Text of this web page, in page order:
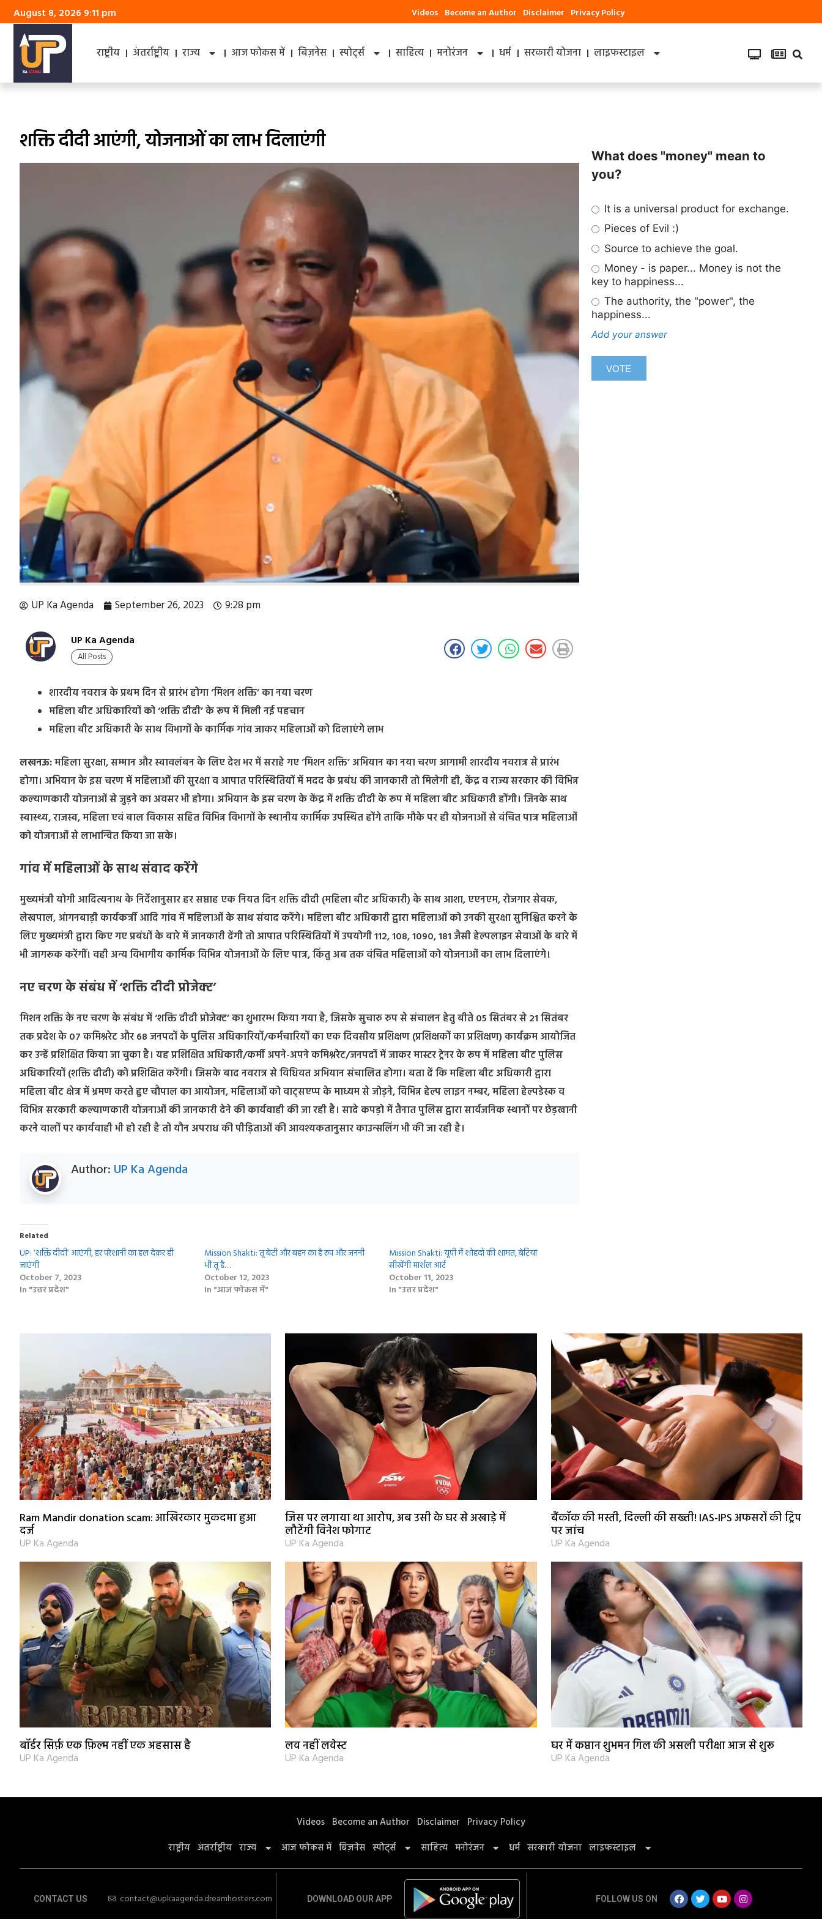
August 8, 2026 9:11 pm Videos Become an Author Disclaimer Privacy Policy
राष्ट्रीय अंतर्राष्ट्रीय राज्य आज फोकस में बिज़नेस स्पोर्ट्स साहित्य मनोरंजन धर्म सरकारी योजना लाइफस्टाइल
शक्ति दीदी आएंगी, योजनाओं का लाभ दिलाएंगी
UP Ka Agenda September 26, 2023 9:28 pm
UP Ka Agenda
All Posts
शारदीय नवरात्र के प्रथम दिन से प्रारंभ होगा ‘मिशन शक्ति’ का नया चरण
महिला बीट अधिकारियों को ‘शक्ति दीदी’ के रूप में मिली नई पहचान
महिला बीट अधिकारी के साथ विभागों के कार्मिक गांव जाकर महिलाओं को दिलाएंगे लाभ
लखनऊ:महिला सुरक्षा, सम्मान और स्वावलंबन के लिए देश भर में सराहे गए ‘मिशन शक्ति’ अभियान का नया चरण आगामी शारदीय नवरात्र से प्रारंभ
होगा। अभियान के इस चरण में महिलाओं की सुरक्षा व आपात परिस्थितियों में मदद के प्रबंध की जानकारी तो मिलेगी ही, केंद्र व राज्य सरकार की विभिन्न
कल्याणकारी योजनाओं से जुड़ने का अवसर भी होगा। अभियान के इस चरण के केंद्र में शक्ति दीदी के रूप में महिला बीट अधिकारी होंगी। जिनके साथ
स्वास्थ्य, राजस्व, महिला एवं बाल विकास सहित विभिन्न विभागों के स्थानीय कार्मिक उपस्थित होंगे ताकि मौके पर ही योजनाओं से वंचित पात्र महिलाओं
को योजनाओं से लाभान्वित किया जा सके।
गांव में महिलाओं के साथ संवाद करेंगे
मुख्यमंत्री योगी आदित्यनाथ के निर्देशानुसार हर सप्ताह एक नियत दिन शक्ति दीदी (महिला बीट अधिकारी) के साथ आशा, एएनएम, रोजगार सेवक,
लेखपाल, आंगनबाड़ी कार्यकर्त्री आदि गांव में महिलाओं के साथ संवाद करेंगे। महिला बीट अधिकारी द्वारा महिलाओं को उनकी सुरक्षा सुनिश्चित करने के
लिए मुख्यमंत्री द्वारा किए गए प्रबंधों के बारे में जानकारी देंगी तो आपात परिस्थितियों में उपयोगी 112, 108, 1090, 181 जैसी हेल्पलाइन सेवाओं के बारे में
भी जागरूक करेंगीं। वही अन्य विभागीय कार्मिक विभिन्न योजनाओं के लिए पात्र, किंतु अब तक वंचित महिलाओं को योजनाओं का लाभ दिलाएंगे।
नए चरण के संबंध में ‘शक्ति दीदी प्रोजेक्ट’
मिशन शक्ति के नए चरण के संबंध में ‘शक्ति दीदी प्रोजेक्ट’ का शुभारम्भ किया गया है, जिसके सुचारु रुप से संचालन हेतु बीते 05 सितंबर से 21 सितंबर
तक प्रदेश के 07 कमिश्नरेट और 68 जनपदों के पुलिस अधिकारियों/कर्मचारियों का एक दिवसीय प्रशिक्षण (प्रशिक्षकों का प्रशिक्षण) कार्यक्रम आयोजित
कर उन्हें प्रशिक्षित किया जा चुका है। यह प्रशिक्षित अधिकारी/कर्मी अपने-अपने कमिश्नरेट/जनपदों में जाकर मास्टर ट्रेनर के रूप में महिला बीट पुलिस
अधिकारियों (शक्ति दीदी) को प्रशिक्षित करेंगी। जिसके बाद नवरात्र से विधिवत अभियान संचालित होगा। बता दें कि महिला बीट अधिकारी द्वारा
महिला बीट क्षेत्र में भ्रमण करते हुए चौपाल का आयोजन, महिलाओं को वाट्सएप्प के माध्यम से जोड़ने, विभिन्न हेल्प लाइन नम्बर, महिला हेल्पडेस्क व
विभिन्न सरकारी कल्याणकारी योजनाओं की जानकारी देने की कार्यवाही की जा रही है। सादे कपड़ो में तैनात पुलिस द्वारा सार्वजनिक स्थानों पर छेड़खानी
करने वालों पर कार्यवाही भी हो रही है तो यौन अपराध की पीड़िताओं की आवश्यकतानुसार काउन्सलिंग भी की जा रही है।
Author: UP Ka Agenda
Related
UP: ‘शक्ति दीदी’ आएंगी, हर परेशानी का हल देकर ही
जाएंगी
October 7, 2023
In "उत्तर प्रदेश"
Mission Shakti: तू बेटी और बहन का है रूप और जननी
भी तू है…
October 12, 2023
In "आज फोकस में"
Mission Shakti: यूपी में शोहदों की शामत, बेटियां
सीखेंगी मार्शल आर्ट
October 11, 2023
In "उत्तर प्रदेश"
What does "money" mean to
you?
It is a universal product for exchange.
Pieces of Evil :)
Source to achieve the goal.
Money - is paper... Money is not the
key to happiness...
The authority, the "power", the
happiness...
Add your answer
Ram Mandir donation scam: आखिरकार मुकदमा हुआ
दर्ज
UP Ka Agenda
जिस पर लगाया था आरोप, अब उसी के घर से अखाड़े में
लौटेंगी विनेश फोगाट
UP Ka Agenda
बैंकॉक की मस्ती, दिल्ली की सख्ती! IAS-IPS अफसरों की ट्रिप
पर जांच
UP Ka Agenda
बॉर्डर सिर्फ़ एक फ़िल्म नहीं एक अहसास है
UP Ka Agenda
लव नहीं लवेस्ट
UP Ka Agenda
घर में कप्तान शुभमन गिल की असली परीक्षा आज से शुरू
UP Ka Agenda
Videos Become an Author Disclaimer Privacy Policy
राष्ट्रीय अंतर्राष्ट्रीय राज्य आज फोकस में बिज़नेस स्पोर्ट्स साहित्य मनोरंजन धर्म सरकारी योजना लाइफस्टाइल
CONTACT US contact@upkaagenda.dreamhosters.com DOWNLOAD OUR APP FOLLOW US ON